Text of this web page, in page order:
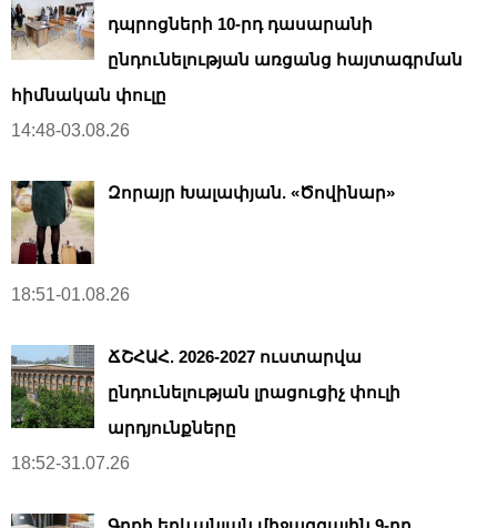
դպրոցների 10-րդ դասարանի
ընդունելության առցանց հայտագրման
հիմնական փուլը
14:48-03.08.26
Զորայր Խալափյան. «Ծովինար»
18:51-01.08.26
ՃՇՀԱՀ. 2026-2027 ուստարվա
ընդունելության լրացուցիչ փուլի
արդյունքները
18:52-31.07.26